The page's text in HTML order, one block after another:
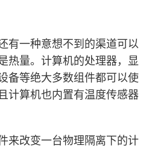
有一种意想不到的渠道可以
热量。计算机的处理器，显
备等绝大多数组件都可以使
计算机也内置有温度传感器
来改变一台物理隔离下的计